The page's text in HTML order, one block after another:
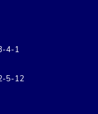
4-1
5-12